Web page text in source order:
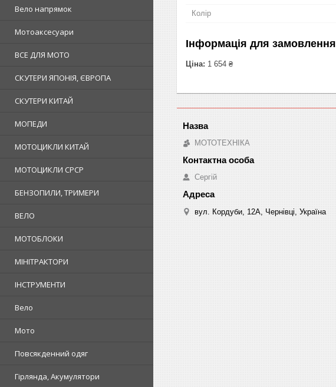
Вело напрямок
Мотоаксесуари
ВСЕ ДЛЯ МОТО
СКУТЕРИ ЯПОНІЯ, ЄВРОПА
СКУТЕРИ КИТАЙ
МОПЕДИ
МОТОЦИКЛИ КИТАЙ
МОТОЦИКЛИ СРСР
БЕНЗОПИЛИ, ТРИМЕРИ
ВЕЛО
МОТОБЛОКИ
МІНІТРАКТОРИ
ІНСТРУМЕНТИ
Вело
Мото
Повсякденний одяг
Гірлянда, Акумулятори
Колір
Інформація для замовлення
Ціна: 1 654 ₴
МОТОТЕХНІКА
Сергій
вул. Кордуби, 12А, Чернівці, Україна